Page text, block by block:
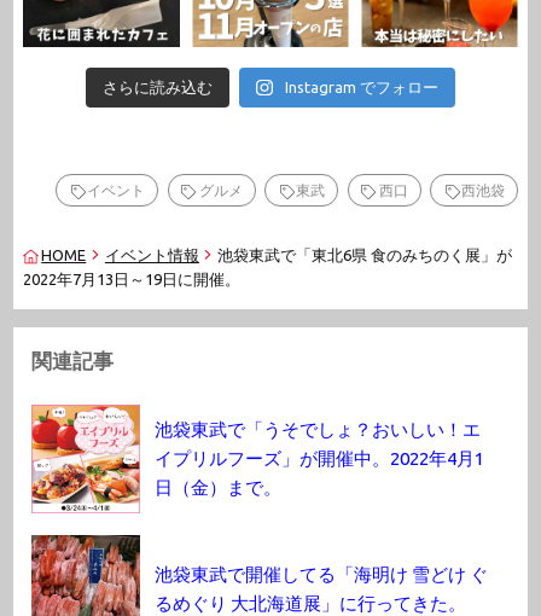
さらに読み込む Instagram でフォロー
イベント グルメ 東武 西口 西池袋
HOME イベント情報
池袋東武で「東北6県 食のみちのく展」が
2022年7月13日～19日に開催。
関連記事
池袋東武で「うそでしょ？おいしい！エ
イプリルフーズ」が開催中。2022年4月1
日（金）まで。
池袋東武で開催してる「海明け 雪どけ ぐ
るめぐり 大北海道展」に行ってきた。